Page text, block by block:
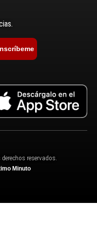
reservados.
Minuto